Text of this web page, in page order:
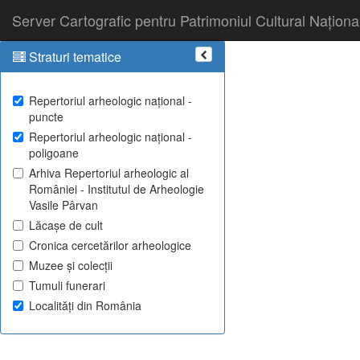
Server Cartografic pentru Patrimoniul Cultural
Straturi tematice
Repertoriul arheologic național -
puncte
Repertoriul arheologic național -
poligoane
Arhiva Repertoriul arheologic al
României - Institutul de Arheologie
Vasile Pârvan
Lăcașe de cult
Cronica cercetărilor arheologice
Muzee și colecții
Tumuli funerari
Localități din România